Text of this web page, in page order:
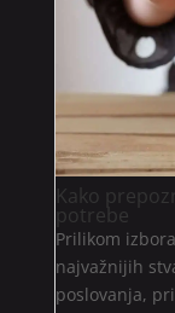
Kako
potrebe
Prilikom
najvažnijih
poslovanja,